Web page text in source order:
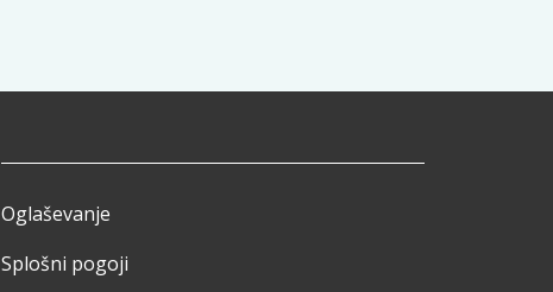
Oglaševanje
Splošni pogoji